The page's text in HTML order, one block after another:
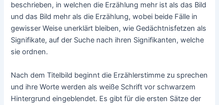
beschrieben, in welchen die Erzählung mehr ist als das Bild
und das Bild mehr als die Erzählung, wobei beide Fälle in
gewisser Weise unerklärt bleiben, wie Gedächtnisfetzen als
Signifikate, auf der Suche nach ihren Signifikanten, welche
sie ordnen.
Nach dem Titelbild beginnt die Erzählerstimme zu sprechen
und ihre Worte werden als weiße Schrift vor schwarzem
Hintergrund eingeblendet. Es gibt für die ersten Sätze der